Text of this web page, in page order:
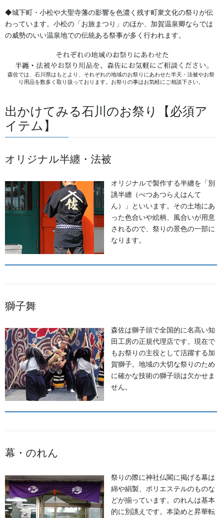
多く愛好者の方々がいます。祭では神輿の触(ふれ)太鼓で祭の始ま
りやカミのオイデを知らせるお知らせ報知太鼓としての役割を残
しながら賑わいを出す大切な役割を持ったものですね。また、各
奴(やっこ)行列
す。隣村であるにもかかわらずな何故なのでしょうか？赤く塗っ
回る光景は可愛いものです。このような奴行列は全国的にも各地
にあると思いますが、奴自体が武家の使用人で参勤交代などで奴
行列が生まれたものだと思いますが、お祭りで披露されだしたの
はどのような経緯なのでしょうか？ちなみに食べる豆腐を冷やっ
こというのは奴のハンテンの背の印が豆腐のように角ばっていた
からと言われています。
◆城下町・小松や大聖寺藩の影響を色濃く残す町衆文化の祭りが伝
わっています。小松の「お旅まつり」のほか、加賀温泉卿ならでは
の威勢のいい温泉地での伝統ある祭事が多く行われます。
森佐では、石川県はもとより、それぞれの地域のお祭りにあわせた半天・法被やお祭
り用品を数多く取り扱っております。お祭りの事はお気軽にご相談下さい。
出かけてみる石川のお祭り【必須ア
イテム】
オリジナル半纏・法被
オリジナルで製作する半纏を「別
誂半纏（べつあつらえはんて
ん）」といいます。その土地にあ
った色合いや絵柄、風合いが用意
されるので、祭りの景色の一部に
なります。
獅子舞
森佐は獅子頭で全国的に名高い知
田工房の正規代理店です。現在で
もお祭りの主役として活躍する加
賀獅子。地域の大切な祭りのため
に確かな技術の獅子頭は欠かせま
せん。
幕・のれん
祭りの際に神社仏閣に掲げる幕は
綿や絹製、ポリエステルのものな
どが揃っています。のれんは基本
的に別誂えです。本染めと昇華転